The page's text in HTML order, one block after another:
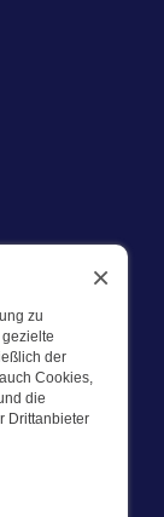
seit
Wir
Wir
zu
der
Cookies,
die
Drittanbieter
×